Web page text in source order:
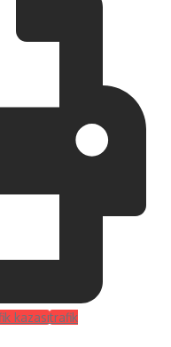
kazasıtrafik